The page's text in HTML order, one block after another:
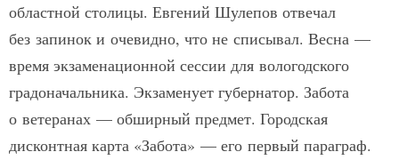
областной столицы. Евгений Шулепов отвечал
без запинок и очевидно, что не списывал. Весна —
время экзаменационной сессии для вологодского
градоначальника. Экзаменует губернатор. Забота
о ветеранах — обширный предмет. Городская
дисконтная карта «Забота» — его первый параграф.